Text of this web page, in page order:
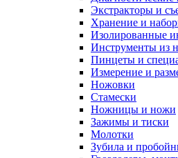
Экстракторы и
Хранение и
Изолированные
Инструменты из
Пинцеты и
Измерение и
Ножовки
Стамески
Ножницы и ножи
Зажимы и тиски
Молотки
Зубила и